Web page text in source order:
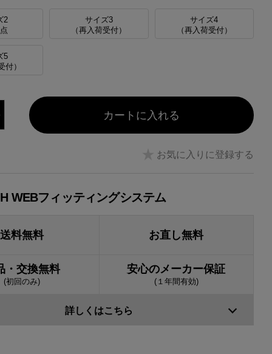
2
サイズ3
（再入荷受付）
サイズ4
（再入荷受付）
5
付）
お気に入りに登録する
カートに入れる
WEBフィッティングシステム
送料無料 お直し無料
・交換無料
(初回のみ)
安心のメーカー保証
(１年間有効)
詳しくはこちら